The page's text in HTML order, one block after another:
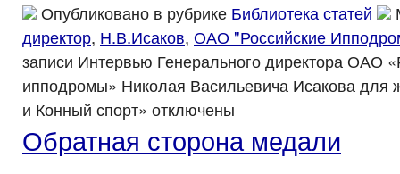
Опубликовано в рубрике Библиотека статей
директор, Н.В.Исаков, ОАО "Российские
записи Интервью Генерального директора ОАО
ипподромы» Николая Васильевича Исакова для
и Конный спорт» отключены
Обратная сторона медали